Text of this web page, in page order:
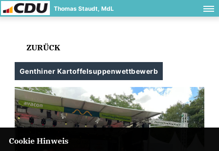
Thomas Staudt, MdL
ZURÜCK
Genthiner Kartoffelsuppenwettbewerb
Cookie Hinweis